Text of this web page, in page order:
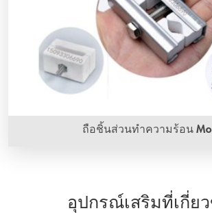
ถือชิ้นส่วนทำความร้อน
อุปกรณ์เสริมที่เกี่ย